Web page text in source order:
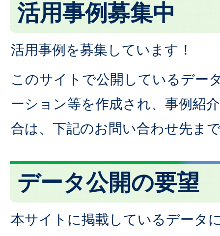
活用事例募集中
活用事例を募集しています！
このサイトで公開しているデー
ーション等を作成され、事例紹
合は、下記のお問い合わせ先ま
データ公開の要望
本サイトに掲載しているデータ